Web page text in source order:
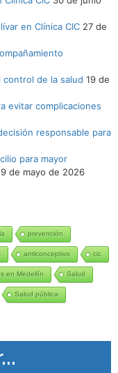
en Clínica CIC 27 de
control de la salud 19 de
evitar complicaciones
responsable para
para mayor
de mayo de 2026
prevención
anticonceptivo cic
en Medellín Salud
Salud pública